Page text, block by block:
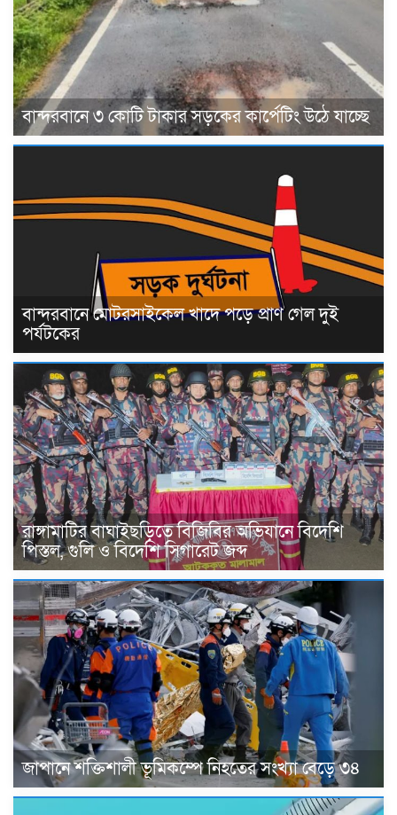
বান্দরবানে ৩ কোটি টাকার সড়কের কার্পেটিং উঠে যাচ্ছে
বান্দরবানে মোটরসাইকেল খাদে পড়ে প্রাণ গেল দুই
পর্যটকের
রাঙ্গামাটির বাঘাইছড়িতে বিজিবির অভিযানে বিদেশি
পিস্তল, গুলি ও বিদেশি সিগারেট জব্দ
জাপানে শক্তিশালী ভূমিকম্পে নিহতের সংখ্যা বেড়ে ৩৪